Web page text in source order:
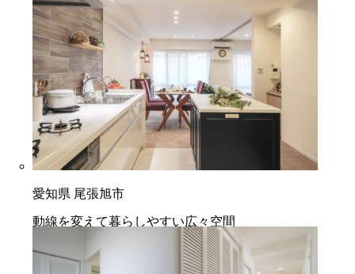
ン
愛知県 尾張旭市
動線を変えて暮らしやすい広々空間